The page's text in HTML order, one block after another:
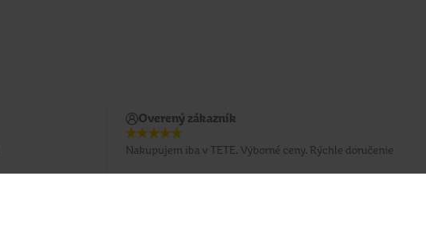
Overený zákazník
Nakupujem iba v TETE. Výborné ceny. Rýchle doručenie